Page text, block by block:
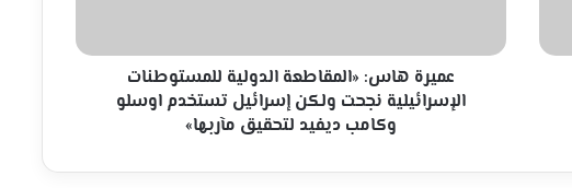
إسرائيل
لتحقيق
عميرة هاس: «المقاطعة الدولية للمستوطنات
الإسرائيلية نجحت ولكن إسرائيل تستخدم اوسلو
وكامب ديفيد لتحقيق مآربها»